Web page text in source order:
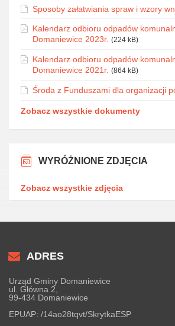
Sposoby załatwiania spraw i wzory
Kalendarz odbioru odpadów
Domaniewice 2023r. (224 kB)
Kalendarz odbioru odpadów
Domaniewice 2021r. (864 kB)
Środa z Funduszami dla organizacji
Zobacz wszystkie dokumenty
WYRÓŻNIONE ZDJĘCIA
Zobacz wszystkie zdjęcia
ADRES
Urząd Gminy Domaniewice
ul. Główna 2,
99-434 Domaniewice
EPUAP: /14ao28tqvt/SkrytkaESP